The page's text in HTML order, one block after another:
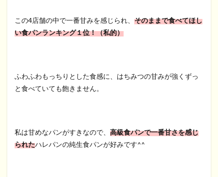
この4店舗の中で一番甘みを感じられ、 そのままで食べてほし
い食パンランキング１位！（私的）
ふわふわもっちりとした食感に、はちみつの甘みが強くずっ
と食べていても飽きません。
私は甘めなパンがすきなので、 高級食パンで一番甘さを感じ
られたハレパンの純生食パンが好みです^^